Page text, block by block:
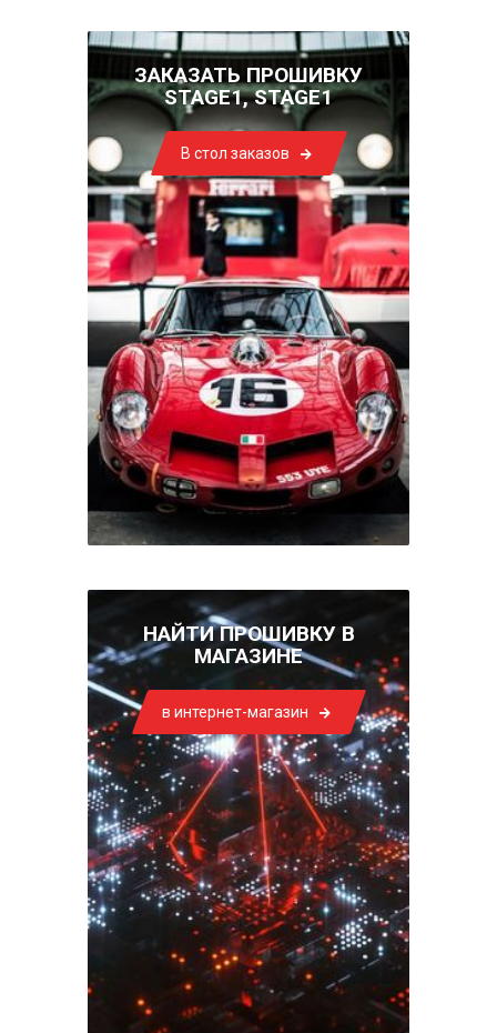
ЗАКАЗАТЬ ПРОШИВКУ
STAGE1, STAGE1
В стол заказов
НАЙТИ ПРОШИВКУ В
МАГАЗИНЕ
в интернет-магазин